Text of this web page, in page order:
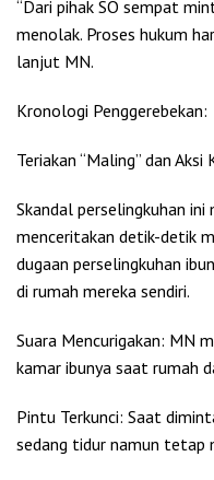
“Dari pihak SO sempat
menolak. Proses hukum
lanjut MN.
Kronologi Penggerebekan:
Teriakan “Maling” dan
Skandal perselingkuhan ini
menceritakan detik-detik
dugaan perselingkuhan
di rumah mereka sendiri.
Suara Mencurigakan: MN
kamar ibunya saat rumah
Pintu Terkunci: Saat
sedang tidur namun tetap